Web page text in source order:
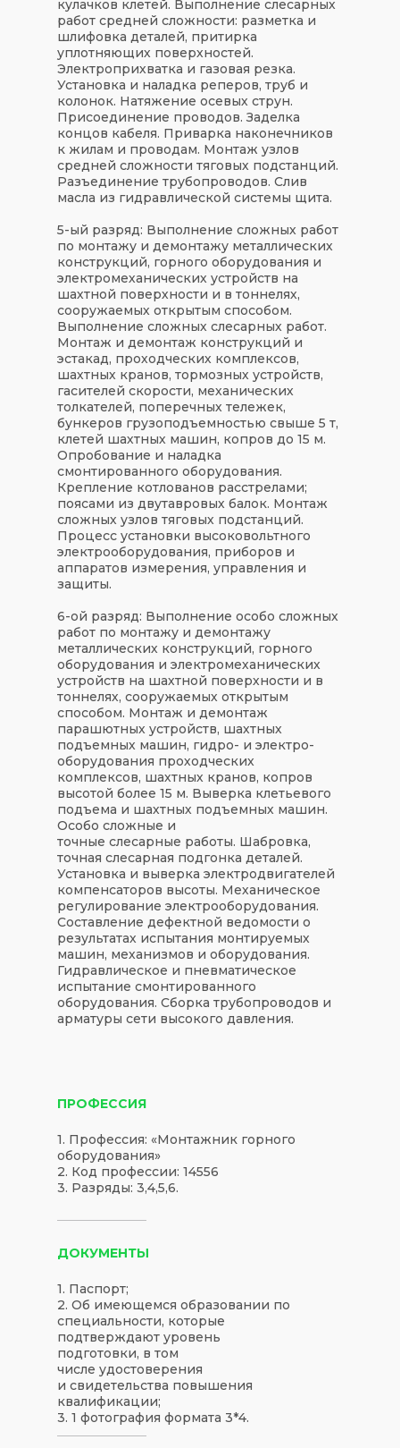
кулачков клетей. Выполнение слесарных
работ средней сложности: разметка и
шлифовка деталей, притирка
уплотняющих поверхностей.
Электроприхватка и газовая резка.
Установка и наладка реперов, труб и
колонок. Натяжение осевых струн.
Присоединение проводов. Заделка
концов кабеля. Приварка наконечников
к жилам и проводам. Монтаж узлов
средней сложности тяговых подстанций.
Разъединение трубопроводов. Слив
масла из гидравлической системы щита.
5-ый разряд: Выполнение сложных работ
по монтажу и демонтажу металлических
конструкций, горного оборудования и
электромеханических устройств на
шахтной поверхности и в тоннелях,
сооружаемых открытым способом.
Выполнение сложных слесарных работ.
Монтаж и демонтаж конструкций и
эстакад, проходческих комплексов,
шахтных кранов, тормозных устройств,
гасителей скорости, механических
толкателей, поперечных тележек,
бункеров грузоподъемностью свыше 5 т,
клетей шахтных машин, копров до 15 м.
Опробование и наладка
смонтированного оборудования.
Крепление котлованов расстрелами;
поясами из двутавровых балок. Монтаж
сложных узлов тяговых подстанций.
Процесс установки высоковольтного
электрооборудования, приборов и
аппаратов измерения, управления и
защиты.
6-ой разряд: Выполнение особо сложных
работ по монтажу и демонтажу
металлических конструкций, горного
оборудования и электромеханических
устройств на шахтной поверхности и в
тоннелях, сооружаемых открытым
способом. Монтаж и демонтаж
парашютных устройств, шахтных
подъемных машин, гидро- и электро-
оборудования проходческих
комплексов, шахтных кранов, копров
высотой более 15 м. Выверка клетьевого
подъема и шахтных подъемных машин.
Особо сложные и
точные слесарные работы. Шабровка,
точная слесарная подгонка деталей.
Установка и выверка электродвигателей
компенсаторов высоты. Механическое
регулирование электрооборудования.
Составление дефектной ведомости о
результатах испытания монтируемых
машин, механизмов и оборудования.
Гидравлическое и пневматическое
испытание смонтированного
оборудования. Сборка трубопроводов и
арматуры сети высокого давления.
ПРОФЕССИЯ
ДОКУМЕНТЫ
1. Профессия: «Монтажник горного
оборудования»
2. Код профессии: 14556
3. Разряды: 3,4,5,6.
1. Паспорт;
2. Об имеющемся образовании по
специальности, которые
подтверждают уровень
подготовки, в том
числе удостоверения
и свидетельства повышения
квалификации;
3. 1 фотография формата 3*4.